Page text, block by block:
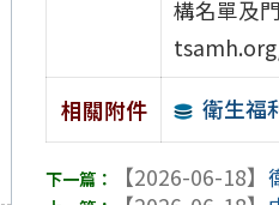
構名單及
相關附件 衛生福
【2026-06-18】